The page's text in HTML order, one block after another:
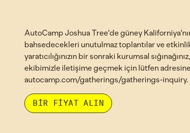
AutoCamp Joshua Tree'de güney
bahsedecekleri unutulmaz toplantılar ve
yaratıcılığınızın bir sonraki kurumsal
ekibimizle iletişime geçmek için lütfen
autocamp.com/gatherings/gatherings-inquiry.
BIR FIYAT ALIN,